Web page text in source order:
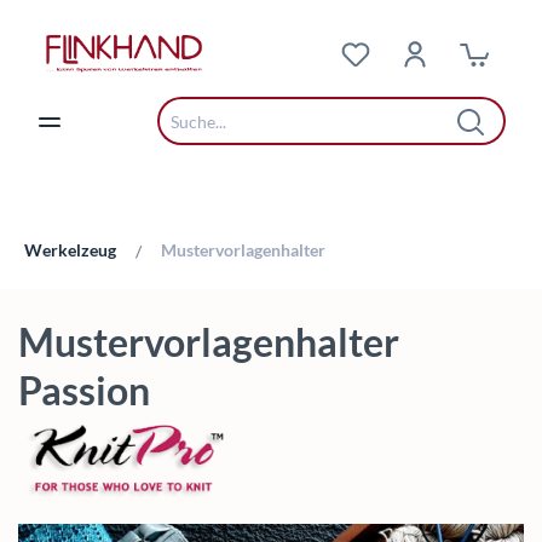
Werkelzeug / Mustervorlagenhalter
Mustervorlagenhalter
Passion
Bildergalerie überspringen